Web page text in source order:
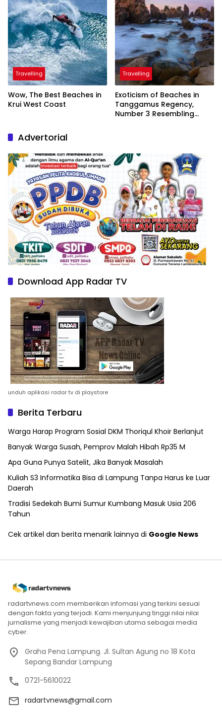
Travelling
Wow, The Best Beaches in
Krui West Coast
Travelling
Exoticism of Beaches in
Tanggamus Regency,
Number 3 Resembling
Advertorial
Download App Radar TV
unduh aplikasi radar tv di playstore
Berita Terbaru
Warga Harap Program Sosial DKM Thoriqul Khoir Berlanjut
Banyak Warga Susah, Pemprov Malah Hibah Rp35 M
Apa Guna Punya Satelit, Jika Banyak Masalah
Kuliah S3 Informatika Bisa di Lampung Tanpa Harus ke Luar
Daerah
Tradisi Sedekah Bumi Sumur Kumbang Masuk Usia 206
Tahun
Cek artikel dan berita menarik lainnya di Google News
radartvnews.com memberikan infomasi yang terkini sesuai
dengan fakta yang terjadi. Kami menjunjung tinggi nilai nilai
jurnalisme yang menjadi kewajiban utama sebagai media
cyber.
Graha Pena Lampung. Jl. Sultan Agung no 18 Kota
Sepang Bandar Lampung
0721-5610022
radartvnews@gmail.com